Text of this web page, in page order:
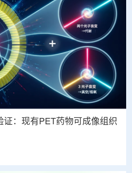
证：现有PET药物可成像组织